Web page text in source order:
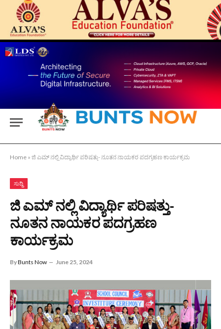
Home » ಜಿ ಎಮ್ ನಲ್ಲಿ ವಿದ್ಯಾರ್ಥಿ ಪರಿಷತ್ತು- ನೂತನ ನಾಯಕರ ಪದಗ್ರಹಣ ಕಾರ್ಯಕ್ರಮ
ಸುದ್ದಿ
ಜಿ ಎಮ್ ನಲ್ಲಿ ವಿದ್ಯಾರ್ಥಿ ಪರಿಷತ್ತು-
ನೂತನ ನಾಯಕರ ಪದಗ್ರಹಣ
ಕಾರ್ಯಕ್ರಮ
ByBunts Now June 25, 2024